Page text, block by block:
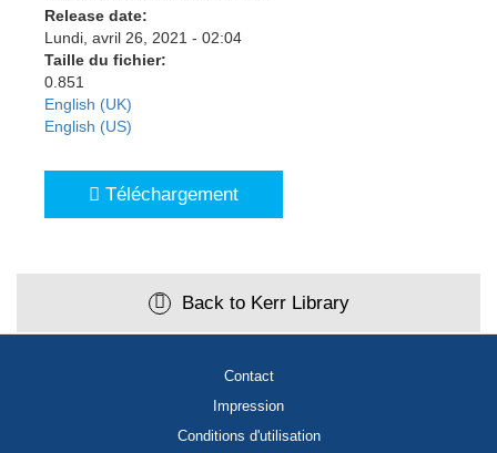
Release date:
Lundi, avril 26, 2021 - 02:04
Taille du fichier:
0.851
English (UK)
English (US)
Téléchargement
Back to Kerr Library
Contact
Impression
Conditions d'utilisation